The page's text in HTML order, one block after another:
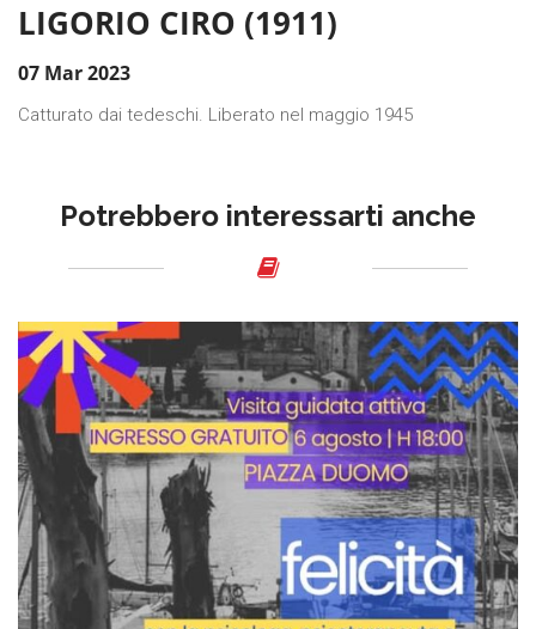
LIGORIO CIRO (1911)
07 Mar 2023
Catturato dai tedeschi. Liberato nel maggio 1945
Potrebbero interessarti anche